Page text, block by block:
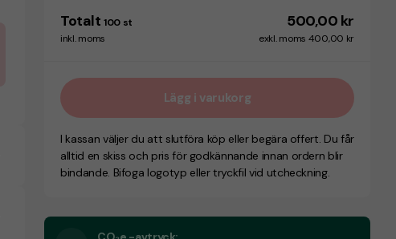
Totalt 100 st 500,00 kr
inkl. moms exkl. moms 400,00 kr
Lägg i varukorg
I kassan väljer du att slutföra köp eller begära offert. Du får
alltid en skiss och pris för godkännande innan ordern blir
bindande. Bifoga logotyp eller tryckfil vid utcheckning.